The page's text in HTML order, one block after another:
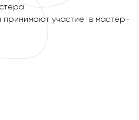
ПРИНИМАЮТ УЧАСТИЕ
принимают участие в мастер-